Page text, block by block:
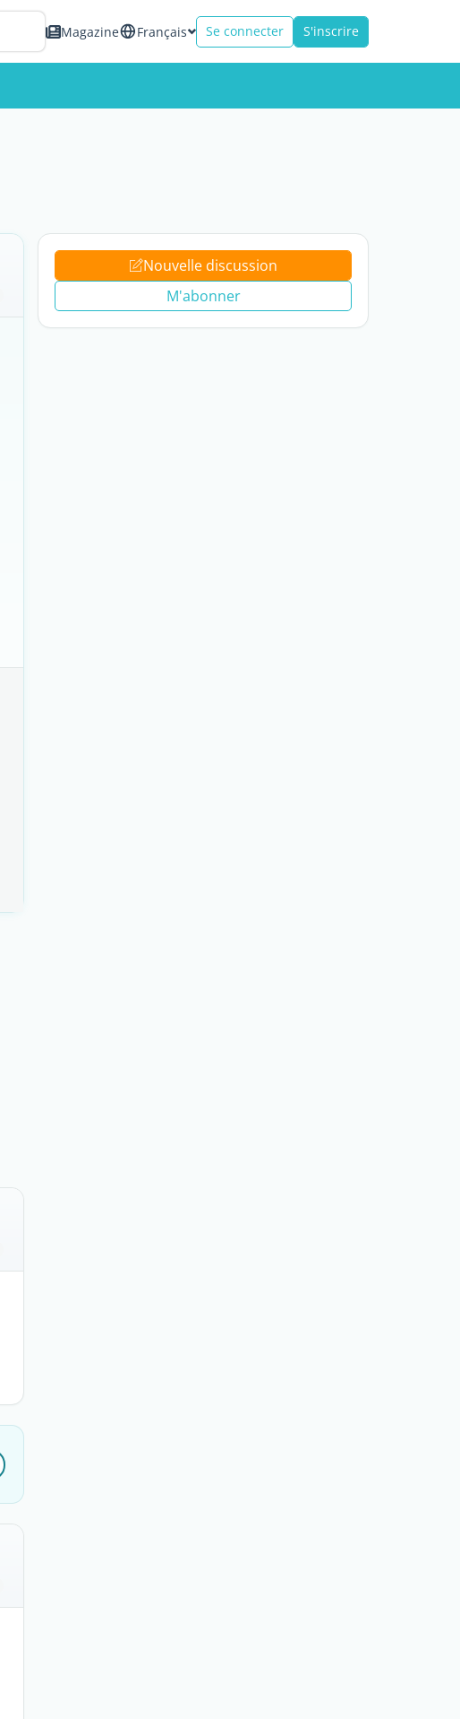
Magazine Français Se connecter S'inscrire
Nouvelle discussion
M'abonner